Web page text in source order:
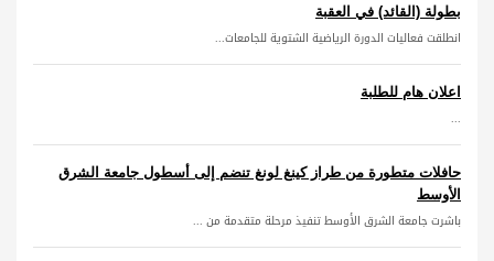
بطولة (القائد) في العقبة
انطلقت فعاليات الدورة الرياضية الشتوية للجامعات...
اعلان هام للطلبة
...
حافلات متطورة من طراز كينغ لونغ تنضم إلى أسطول جامعة الشرق
الأوسط
باشرت جامعة الشرق الأوسط تنفيذ مرحلة متقدمة من ...